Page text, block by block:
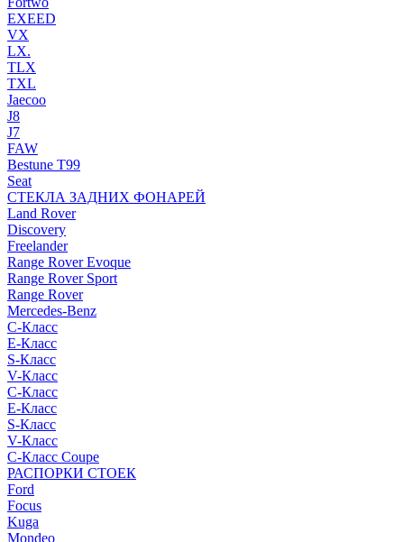
EXEED
VX
LX.
TLX
TXL
Jaecoo
J8
J7
FAW
Bestune T99
Seat
СТЕКЛА ЗАДНИХ ФОНАРЕЙ
Land Rover
Discovery
Freelander
Range Rover Evoque
Range Rover Sport
Range Rover
Mercedes-Benz
C-Класс
E-Класс
S-Класс
V-Класс
C-Класс
E-Класс
S-Класс
V-Класс
C-Класс Coupe
РАСПОРКИ СТОЕК
Ford
Focus
Kuga
Mondeo